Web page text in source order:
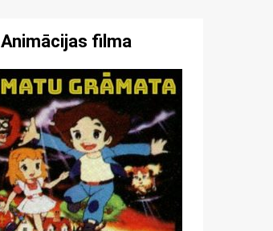
Animācijas filma